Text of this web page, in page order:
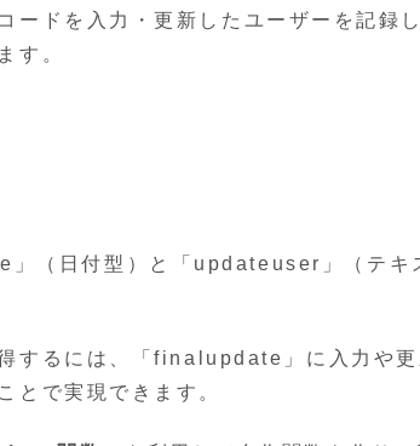
ードを入力・更新したユーザーを記録
す。
（日付型）と「updateuser」（テキ
するには、「finalupdate」に入力や
とで実現できます。